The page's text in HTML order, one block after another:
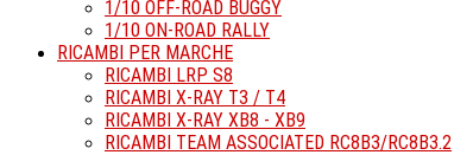
1/10 OFF-ROAD BUGGY
1/10 ON-ROAD RALLY
RICAMBI PER MARCHE
RICAMBI LRP S8
RICAMBI X-RAY T3 / T4
RICAMBI X-RAY XB8 - XB9
RICAMBI TEAM ASSOCIATED RC8B3/RC8B3.2